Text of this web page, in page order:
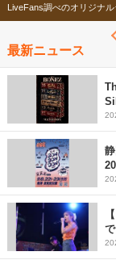
LiveFans調べのオリジナル
最新ニュース